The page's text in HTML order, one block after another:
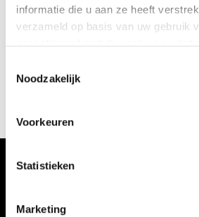
informatie die u aan ze heeft
verzameld op basis van uw gebruik
Noodzakelijk
Voorkeuren
Statistieken
Marketing
Een speciale kerstviering voor
Een jongetje met een baard van watten
kroon overhandigt een geschenk.
de coulissen, kijken kleine kinderen toe.
een meisje het kindeke Jezus, een pop
beschrijving in de collectie van
‘Kerstfeest woonwagenbewoners,
Waar kijken we precies naar? Wie zijn
NIEUWS